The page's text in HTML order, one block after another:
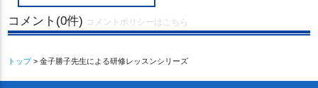
コメント(0件) コメントポリシーはこちら
トップ> 金子勝子先生による研修レッスンシリーズ